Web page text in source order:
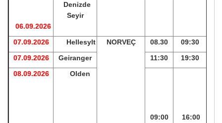
06.09.2026
Denizde
Seyir
07.09.2026 Hellesylt NORVEÇ 08.30
09:30
07.09.2026
Geiranger 11:30
19:30
08.09.2026
Olden
09:00 16:00